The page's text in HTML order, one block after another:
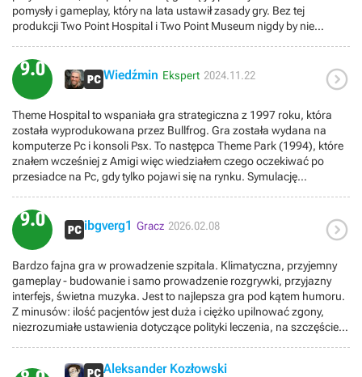
pomysły i gameplay, który na lata ustawił zasady gry. Bez tej
produkcji Two Point Hospital i Two Point Museum nigdy by nie
Point Studios - studiu założonym przez Marka Webleya,
oryginalnego twórcę Theme Hospital, który pierwsze swe kroki
stawiał w Bullfrog Productions.
9.0 Wiedźmin Ekspert 2024.11.22 
Theme Hospital to wspaniała gra strategiczna z 1997 roku, która
została wyprodukowana przez Bullfrog. Gra została wydana na
komputerze Pc i konsoli Psx. To następca Theme Park (1994), które
znałem wcześniej z Amigi więc wiedziałem czego oczekiwać po
przesiadce na Pc, gdy tylko pojawi się na rynku. Symulację
produkcja zajmuje szczególne miejsce w moim sercu. Rozgrywka
jest dość prosta, a wszystko okazuje się uzależniające, miodne i
zabawne. Z wszystkich gier studia Bullfrog bardziej od Theme
Hospital lubię w zasadzie tylko Dungeon Keeper 1 i 2.Gameplay.
Korzystając z przyjemnie prostego interfejsu mamy możliwość
projektowania i prowadzenia szpitala, który wytrzyma ciągły
strumień pacjentów dotkniętych różnymi przedziwnymi
dolegliwościami. Po wyleczeniu wystarczającej liczby osób i
zarobieniu wystarczającej ilości pieniędzy zarządzamy kolejnymi
szpitalami z większym zestawem wyzwań i nagród. W miarę
postępów stajemy w obliczu coraz trudniejszych sytuacji i
9.0 ibgverg1 Gracz 2026.02.08 
Bardzo fajna gra w prowadzenie szpitala. Klimatyczna, przyjemny
gameplay - budowanie i samo prowadzenie rozgrywki, przyjazny
interfejs, świetna muzyka. Jest to najlepsza gra pod kątem humoru.
Z minusów: ilość pacjentów jest duża i ciężko upilnować zgony,
niezrozumiałe ustawienia dotyczące polityki leczenia, na szczęście
Aleksander Kozłowski